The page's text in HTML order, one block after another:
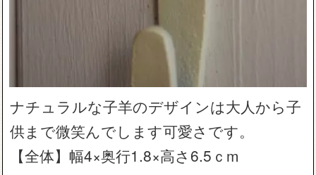
ナチュラルな子羊のデザインは大人から子
供まで微笑んでします可愛さです。
【全体】幅4×奥行1.8×高さ6.5ｃm